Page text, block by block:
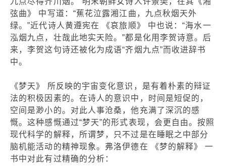
弦曲》 中写道：“蕉花泣露湘江曲，九点秋烟天外
绿。”近代诗人黄遵宪在 《哀旅顺》 中也说：“海水一
泓烟九点，壮哉此地实天险。”都是化用李贺诗意。后
来，李贺这句诗还被化为成语“齐烟九点”而收进辞书
中。
《梦天》 所反映的宇宙变化意识，是有着朴素的辩证
法的积极因素的。在诗人的意识中，时间是短促的，
空间是渺小的。对此人事沧桑，他充满了深沉的感
慨。这种感慨通过“梦天”的形式表现，会更自由。按照
现代科学的解释，所谓梦，只不过是在睡眠之中部分
脑机能活动的精神现象。弗洛伊德在 《梦的解释》 一
书中对此有过精确的分析：